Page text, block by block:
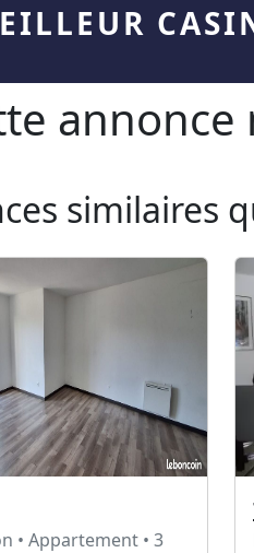
similaires
• Appartement • 3